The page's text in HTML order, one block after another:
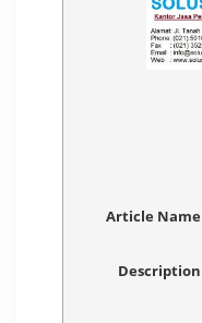
Article Name
Description